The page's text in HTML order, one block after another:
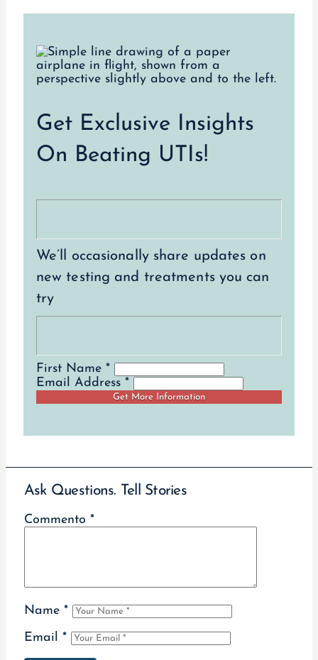
Get Exclusive Insights
On Beating UTIs!
We’ll occasionally share updates on
new testing and treatments you can
try
First Name *
Email Address *
Ask Questions. Tell Stories
Commento *
Name *
Email *